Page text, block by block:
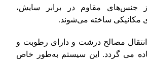
جنس‌های مقاوم در برابر سایش،
مکانیکی ساخته می‌شوند.
مصالح درشت و دارای رطوبت و
می گردد. این سیستم به‌طور خاص